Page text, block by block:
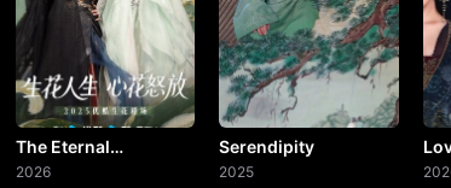
21. Bölüm
22. Bölüm
23. Bölüm
The Eternal
Fragrance
2026
Serendipity
2025